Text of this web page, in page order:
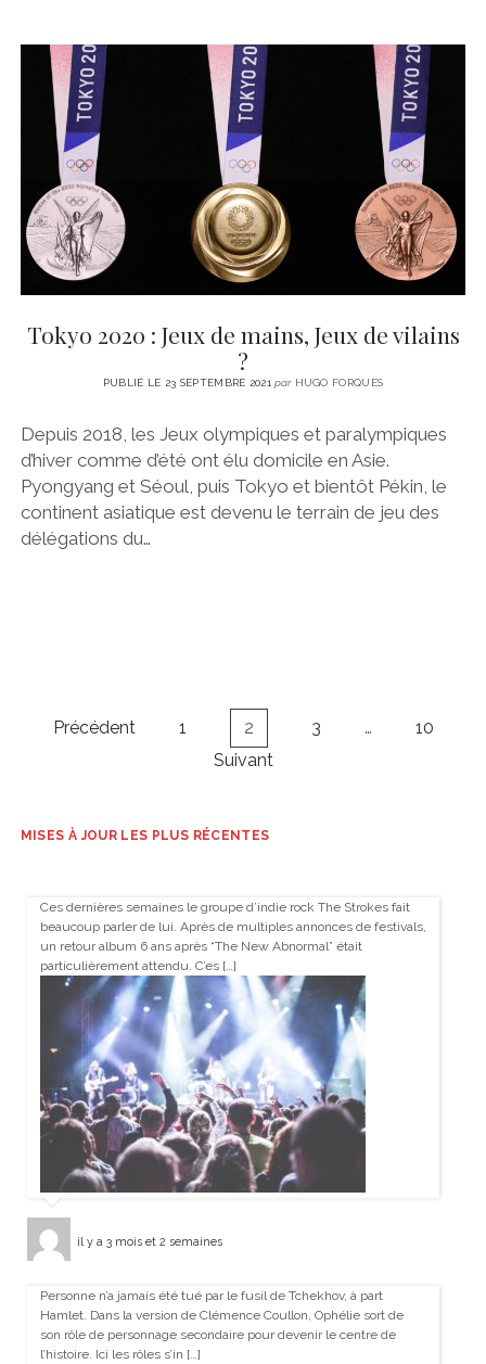
Tokyo 2020 : Jeux de mains, Jeux de vilains
?
PUBLIÉ LE 23 SEPTEMBRE 2021parHUGO FORQUES
Depuis 2018, les Jeux olympiques et paralympiques
d’hiver comme d’été ont élu domicile en Asie.
Pyongyang et Séoul, puis Tokyo et bientôt Pékin, le
continent asiatique est devenu le terrain de jeu des
délégations du…
Navigation
Précédent 1 2 3 …
10
Suivant
MISES À JOUR LES PLUS RÉCENTES
Ces dernières semaines le groupe d’indie rock The Strokes fait
beaucoup parler de lui. Après de multiples annonces de festivals,
un retour album 6 ans après “The New Abnormal” était
particulièrement attendu. C’es […]
il y a 3 mois et 2 semaines
Personne n’a jamais été tué par le fusil de Tchekhov, à part
Hamlet. Dans la version de Clémence Coullon, Ophélie sort de
son rôle de personnage secondaire pour devenir le centre de
l’histoire. Ici les rôles s’in […]